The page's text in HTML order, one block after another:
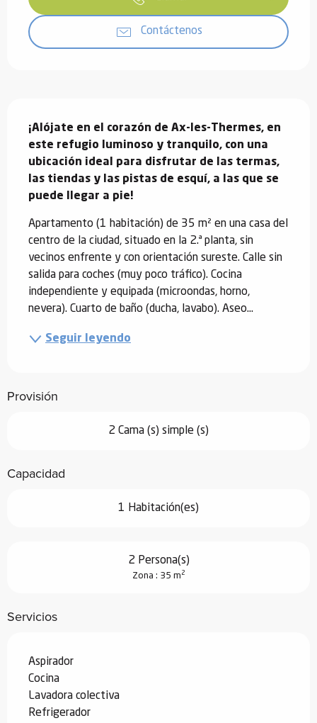
Contáctenos
¡Alójate en el corazón de Ax-les-Thermes, en
este refugio luminoso y tranquilo, con una
ubicación ideal para disfrutar de las termas,
las tiendas y las pistas de esquí, a las que se
puede llegar a pie!
Apartamento (1 habitación) de 35 m² en una casa del
centro de la ciudad, situado en la 2.ª planta, sin
vecinos enfrente y con orientación sureste. Calle sin
salida para coches (muy poco tráfico). Cocina
independiente y equipada (microondas, horno,
nevera). Cuarto de baño (ducha, lavabo). Aseo...
Seguir leyendo
Provisión
2 Cama (s) simple (s)
Capacidad
1 Habitación(es)
2 Persona(s)
Zona : 35 m 2
Servicios
Aspirador
Cocina
Lavadora colectiva
Refrigerador